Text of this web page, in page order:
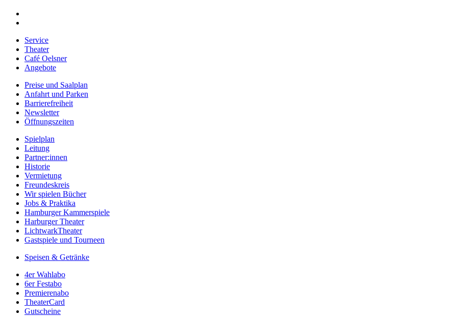
Service
Theater
Café Oelsner
Angebote
Preise und Saalplan
Anfahrt und Parken
Barrierefreiheit
Newsletter
Öffnungszeiten
Spielplan
Leitung
Partner:innen
Historie
Vermietung
Freundeskreis
Wir spielen Bücher
Jobs & Praktika
Hamburger Kammerspiele
Harburger Theater
LichtwarkTheater
Gastspiele und Tourneen
Speisen & Getränke
4er Wahlabo
6er Festabo
Premierenabo
TheaterCard
Gutscheine